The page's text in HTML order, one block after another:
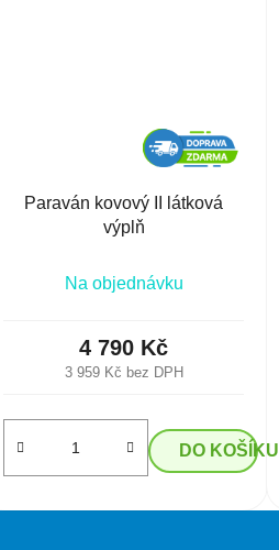
Paraván kovový II látková
výplň
Na objednávku
3 959 Kč bez DPH
4 790 Kč
DO KOŠÍKU